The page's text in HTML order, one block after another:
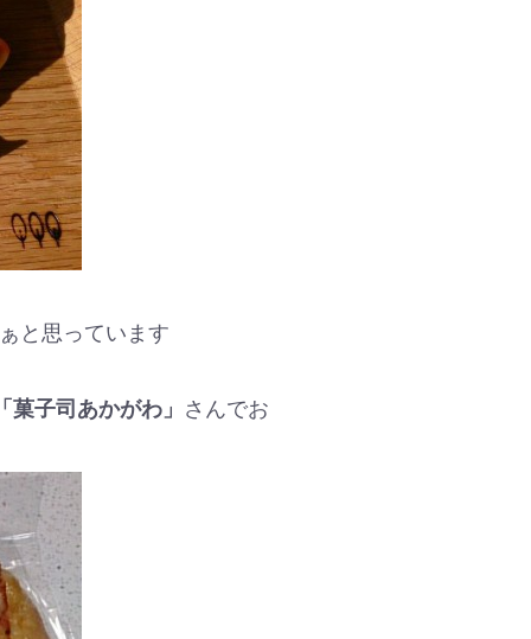
と思っています
菓子司あかがわ」 さんでお